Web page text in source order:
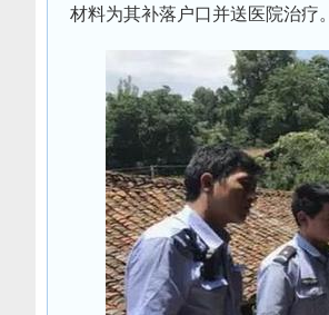
材料为其补落户口并送医院治疗。